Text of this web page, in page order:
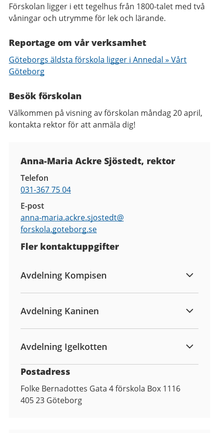
Förskolan ligger i ett tegelhus från 1800-talet med två
våningar och utrymme för lek och lärande.
Reportage om vår verksamhet
Göteborgs äldsta förskola ligger i Annedal » Vårt
Göteborg
Besök förskolan
Välkommen på visning av förskolan måndag 20 april,
kontakta rektor för att anmäla dig!
Anna-Maria Ackre Sjöstedt, rektor
Telefon
031-367 75 04
E-post
anna-maria.ackre.sjostedt@
forskola.goteborg.se
Fler kontaktuppgifter
Avdelning Kompisen
Avdelning Kaninen
Avdelning Igelkotten
Postadress
Folke Bernadottes Gata 4 förskola Box 1116
405 23 Göteborg